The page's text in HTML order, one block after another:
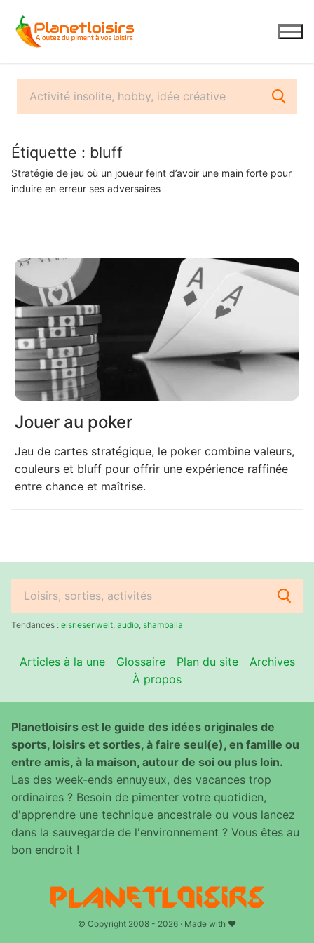
contenu
Étiquette : bluff
Stratégie de jeu où un joueur feint d’avoir une main forte pour
induire en erreur ses adversaires
Jouer au poker
Jeu de cartes stratégique, le poker combine valeurs,
couleurs et bluff pour offrir une expérience raffinée
entre chance et maîtrise.
Rechercher
:Tendances : eisriesenwelt audio shamballa
Articles à la une Glossaire Plan du site
Archives
À propos
Planetloisirs est le guide des idées originales de
sports, loisirs et sorties, à faire seul(e), en famille ou
entre amis, à la maison, autour de soi ou plus loin.
Las des week-ends ennuyeux, des vacances trop
ordinaires ? Besoin de pimenter votre quotidien,
d'apprendre une technique ancestrale ou vous lancez
dans la sauvegarde de l'environnement ? Vous êtes au
bon endroit !
© Copyright 2008 - 2026 · Made with ♥